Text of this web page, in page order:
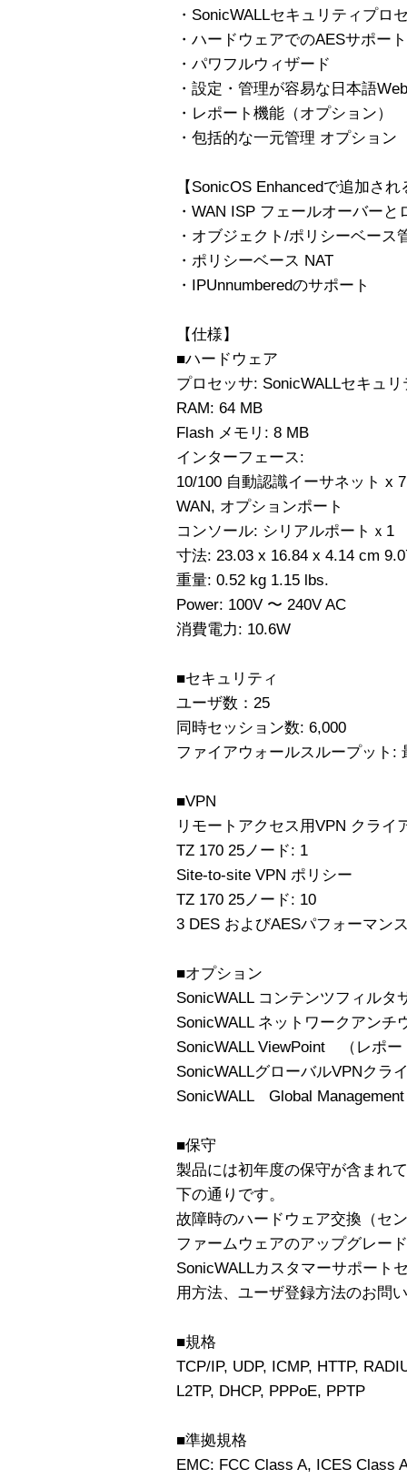
・SonicWALLセキュリティプロ
・ハードウェアでのAESサポート
・パワフルウィザード
・設定・管理が容易な日本語
・レポート機能（オプション）
・包括的な一元管理 オプション
【SonicOS Enhancedで追加さ
・WAN ISP フェールオーバー
・オブジェクト/ポリシーベース
・ポリシーベース NAT
・IPUnnumberedのサポート
【仕様】
■ハードウェア
プロセッサ: SonicWALLセキュ
RAM: 64 MB
Flash メモリ: 8 MB
インターフェース:
10/100 自動認識イーサネット x
WAN, オプションポート
コンソール: シリアルポートｘ1
寸法: 23.03 x 16.84 x 4.14 cm
重量: 0.52 kg 1.15 lbs.
Power: 100V 〜 240V AC
消費電力: 10.6W
■セキュリティ
ユーザ数：25
同時セッション数: 6,000
ファイアウォールスループット:
■VPN
リモートアクセス用VPN クライ
TZ 170 25ノード: 1
Site-to-site VPN ポリシー
TZ 170 25ノード: 10
3 DES およびAESパフォーマン
■オプション
SonicWALL コンテンツフィルタ
SonicWALL ネットワークアン
SonicWALL ViewPoint （レポー
SonicWALLグローバルVPNクラ
SonicWALL Global
■保守
製品には初年度の保守が含まれ
下の通りです。
故障時のハードウェア交換（セ
ファームウェアのアップグレード
SonicWALLカスタマーサポート
用方法、ユーザ登録方法のお問
■規格
TCP/IP, UDP, ICMP, HTTP,
L2TP, DHCP, PPPoE, PPTP
■準拠規格
EMC: FCC Class A, ICES Class